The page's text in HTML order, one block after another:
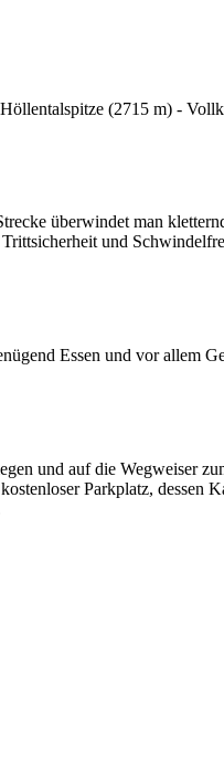
(2715 m) -
überwindet man
und
Essen und vor allem
und auf die Wegweiser
Parkplatz, dessen